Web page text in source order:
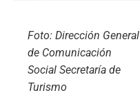
Foto: Dirección General
de Comunicación
Social Secretaría de
Turismo